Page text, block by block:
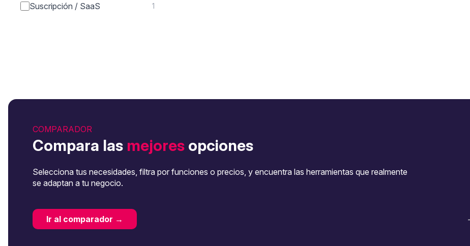
Suscripción / SaaS 1
COMPARADOR
Compara las mejores opciones
Selecciona tus necesidades, filtra por funciones o precios, y encuentra las herramientas que realmente
se adaptan a tu negocio.
Ir al comparador →